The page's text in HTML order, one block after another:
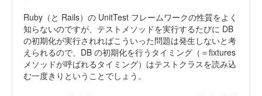
Ruby（と Rails）の UnitTest フレームワークの性質をよく
知らないのですが、テストメソッドを実行するたびに DB
の初期化が実行されればこういった問題は発生しないと考
えられるので、DB の初期化を行うタイミング（＝fixtures
メソッドが呼ばれるタイミング）はテストクラスを読み込
む一度きりということでしょう。